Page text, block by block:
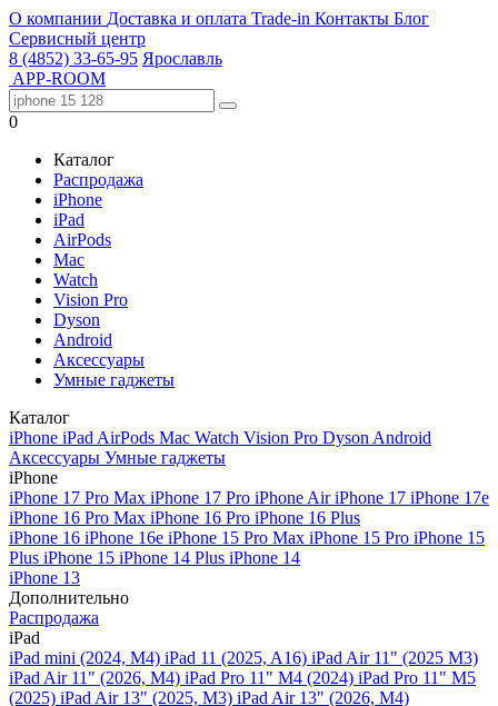
О компании Доставка и оплата Trade-in Контакты Блог
Сервисный центр
8 (4852) 33-65-95 Ярославль
APP-ROOM
0
Каталог
Распродажа
iPhone
iPad
AirPods
Mac
Watch
Vision Pro
Dyson
Android
Аксессуары
Умные гаджеты
Каталог
iPhone iPad AirPods Mac Watch Vision Pro Dyson Android
Аксессуары Умные гаджеты
iPhone
iPhone 17 Pro Max iPhone 17 Pro iPhone AiriPhone 17 iPhone 17e
iPhone 16 Pro Max iPhone 16 Pro iPhone 16 Plus
iPhone 16 iPhone 16e iPhone 15 Pro Max iPhone 15 Pro iPhone 15
Plus iPhone 15 iPhone 14 Plus iPhone 14
iPhone 13
Дополнительно
Распродажа
iPad
iPad mini (2024, M4) iPad 11 (2025, A16) iPad Air 11" (2025 M3)
iPad Air 11" (2026, M4) iPad Pro 11" M4 (2024) iPad Pro 11" M5
(2025) iPad Air 13" (2025, M3) iPad Air 13" (2026, M4)